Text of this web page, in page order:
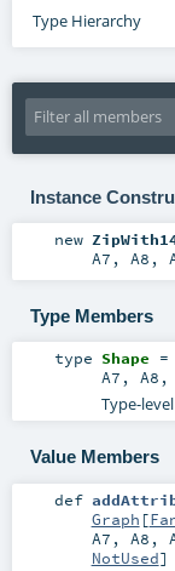
Type Hierarchy
Instance
new
A7 , A8 ,
Type Members
type Shape =
A7 , A8 ,
Type-
Value Members
def
Graph [
A7 , A8 ,
NotUsed]